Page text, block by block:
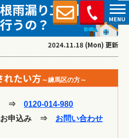
MENU
雨漏り工事】な
うの？
2024.11.18 (Mon) 更新
れたい方 ～練馬区の方～
み ⇒0120-014-980
お申込み ⇒ お問い合わせ